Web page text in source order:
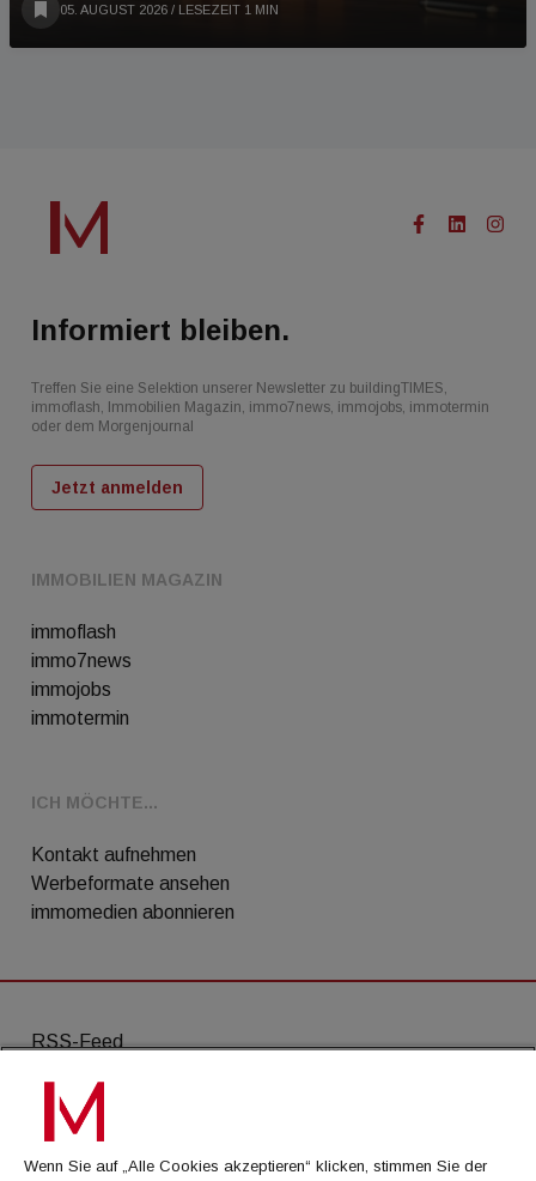
05. AUGUST 2026 / LESEZEIT 1 MIN
IMMOBILIEN MAGAZIN
immoflash
immo7news
immojobs
immotermin
ICH MÖCHTE...
Kontakt aufnehmen
Werbeformate ansehen
immomedien abonnieren
Informiert bleiben.
Treffen Sie eine Selektion unserer Newsletter zu buildingTIMES,
immoflash, Immobilien Magazin, immo7news, immojobs, immotermin
oder dem Morgenjournal
Jetzt anmelden
RSS-Feed
AGB
Datenschutz
Kontakt
Wenn Sie auf „Alle Cookies akzeptieren“ klicken, stimmen Sie der